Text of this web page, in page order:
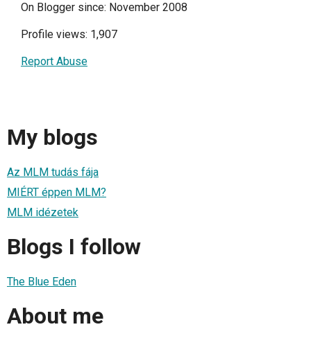
On Blogger since: November 2008
Profile views: 1,907
Report Abuse
My blogs
Az MLM tudás fája
MIÉRT éppen MLM?
MLM idézetek
Blogs I follow
The Blue Eden
About me